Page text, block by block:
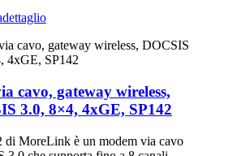
dettaglio
cavo, gateway wireless,
3.0, 8×4, 4xGE, SP142
di MoreLink è un modem via cavo